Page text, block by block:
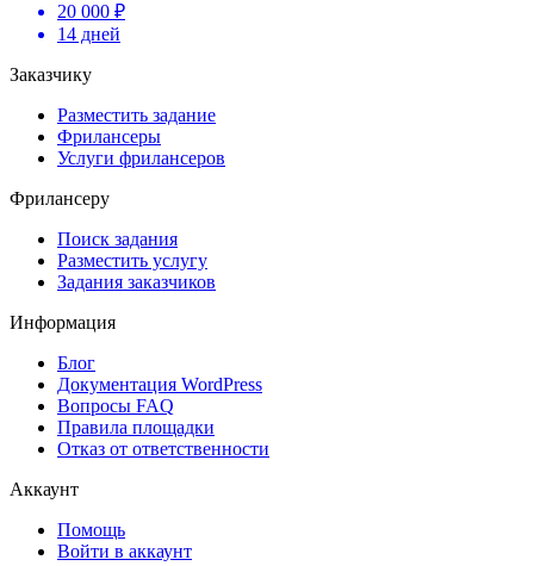
20 000 ₽
14 дней
Заказчику
Разместить задание
Фрилансеры
Услуги фрилансеров
Фрилансеру
Поиск задания
Разместить услугу
Задания заказчиков
Информация
Блог
Документация WordPress
Вопросы FAQ
Правила площадки
Отказ от ответственности
Аккаунт
Помощь
Войти в аккаунт